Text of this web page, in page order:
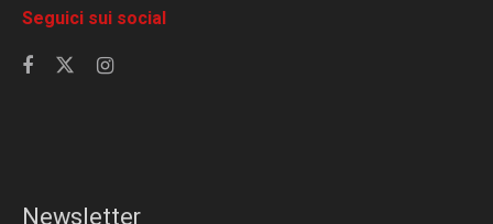
Seguici sui social